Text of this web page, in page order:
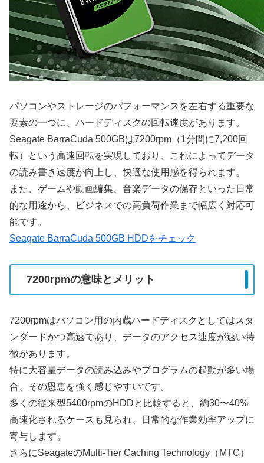
パソコンやストレージのパフォーマンスを左右する重要な
要素の一つに、ハードディスクの回転速度があります。
Seagate BarraCuda 500GBは7200rpm（1分間に7,200回
転）という高速回転を実現しており、これによってデータ
の読み書き速度が向上し、快適な使用感を得られます。
また、ゲームや動画編集、音楽データの保存といった日常
的な用途から、ビジネスでの高負荷作業まで幅広く対応可
能です。
Seagate BarraCuda 500GB HDDをチェック
7200rpmの意味とメリット
7200rpmはパソコン用の内蔵ハードディスクとしてはスタ
ンダードかつ高速であり、データのアクセス速度が速い特
徴があります。
特に大容量データの読み込みやプログラムの起動が多い場
合、その恩恵を強く感じやすいです。
多くの従来型5400rpmのHDDと比較すると、約30〜40%
高速化されるケースも見られ、日常的な作業効率アップに
寄与します。
さらにSeagateのMulti-Tier Caching Technology（MTC）